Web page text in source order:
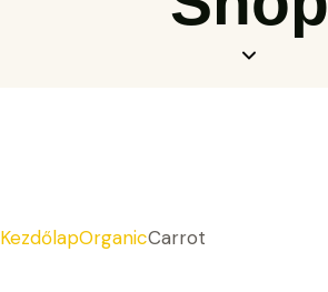
KezdőlapOrganicCarrot